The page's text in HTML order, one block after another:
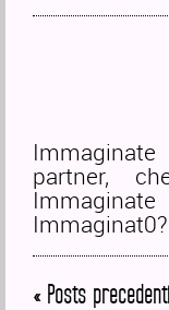
partner,
« Posts precedenti